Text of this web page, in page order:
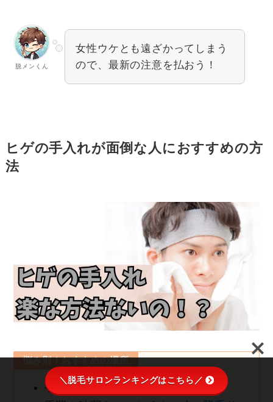
脱メンくん
女性ウケとも遠ざかってしまう
ので、最新の注意を払おう！
ヒゲの手入れが面倒な人におすすめの方
法
悩み別！おすすめの場所
手間をかけたくない人➡︎美容室
＼脱毛サロンランキングはこちら／